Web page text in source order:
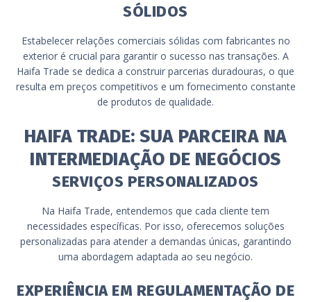
SÓLIDOS
Estabelecer relações comerciais sólidas com fabricantes no
exterior é crucial para garantir o sucesso nas transações. A
Haifa Trade se dedica a construir parcerias duradouras, o que
resulta em preços competitivos e um fornecimento constante
de produtos de qualidade.
HAIFA TRADE: SUA PARCEIRA NA
INTERMEDIAÇÃO DE NEGÓCIOS
SERVIÇOS PERSONALIZADOS
Na Haifa Trade, entendemos que cada cliente tem
necessidades específicas. Por isso, oferecemos soluções
personalizadas para atender a demandas únicas, garantindo
uma abordagem adaptada ao seu negócio.
EXPERIÊNCIA EM REGULAMENTAÇÃO DE